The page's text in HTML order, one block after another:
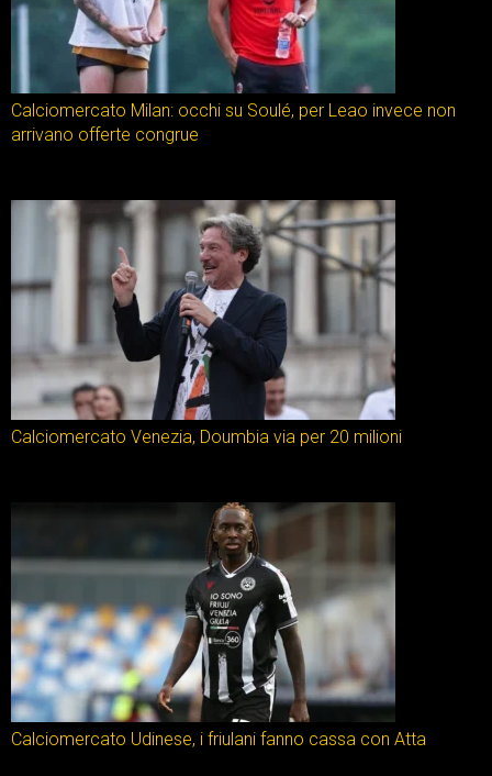
Calciomercato Milan: occhi su Soulé, per Leao invece non
arrivano offerte congrue
Calciomercato Venezia, Doumbia via per 20 milioni
Calciomercato Udinese, i friulani fanno cassa con Atta